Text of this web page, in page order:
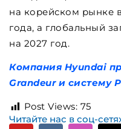
на корейском рынке
года, а глобальный
на 2027 год.
Компания Hyundai
Grandeur и систему
Post Views: 75
Читайте нас в соц-